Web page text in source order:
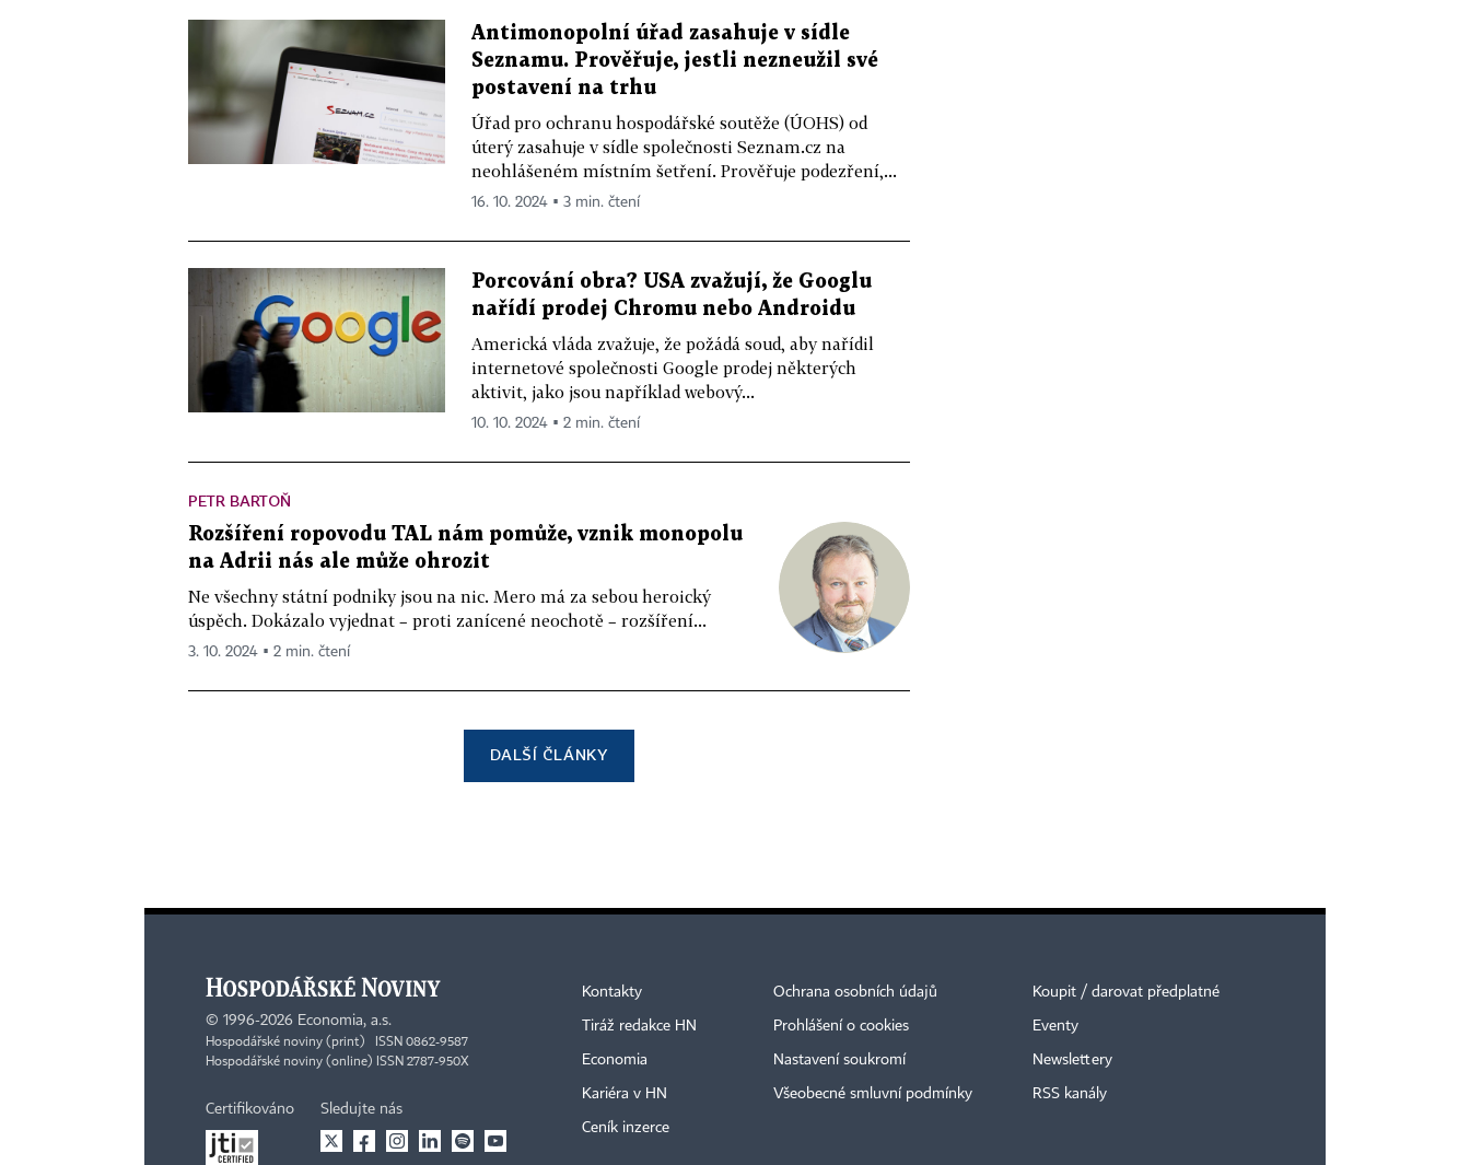
Antimonopolní úřad zasahuje v sídle
Seznamu. Prověřuje, jestli nezneužil své
postavení na trhu
Úřad pro ochranu hospodářské soutěže (ÚOHS) od
úterý zasahuje v sídle společnosti Seznam.cz na
neohlášeném místním šetření. Prověřuje podezření,...
16. 10. 2024 ▪ 3 min. čtení
Porcování obra? USA zvažují, že Googlu
nařídí prodej Chromu nebo Androidu
Americká vláda zvažuje, že požádá soud, aby nařídil
internetové společnosti Google prodej některých
aktivit, jako jsou například webový...
10. 10. 2024 ▪ 2 min. čtení
PETR BARTOŇ
Rozšíření ropovodu TAL nám pomůže, vznik monopolu
na Adrii nás ale může ohrozit
Ne všechny státní podniky jsou na nic. Mero má za sebou heroický
úspěch. Dokázalo vyjednat – proti zanícené neochotě – rozšíření...
3. 10. 2024 ▪ 2 min. čtení
DALŠÍ ČLÁNKY
© 1996-2026 Economia, a.s.
Hospodářské noviny (print) ISSN 0862-9587
Hospodářské noviny (online) ISSN 2787-950X
Certifikováno Sledujte nás
Kontakty
Tiráž redakce HN
Economia
Kariéra v HN
Ceník inzerce
Ochrana osobních údajů
Prohlášení o cookies
Nastavení soukromí
Všeobecné smluvní podmínky
Koupit / darovat předplatné
Eventy
Newslettery
RSS kanály